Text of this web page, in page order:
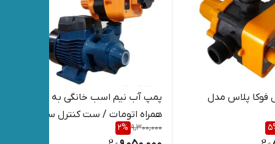
فوکا پلاس مدل
5
پمپ آب نیم اسب خانگی به
همراه اتومات / ست کنترل سیم
پیچی مس
9,300,000
2%